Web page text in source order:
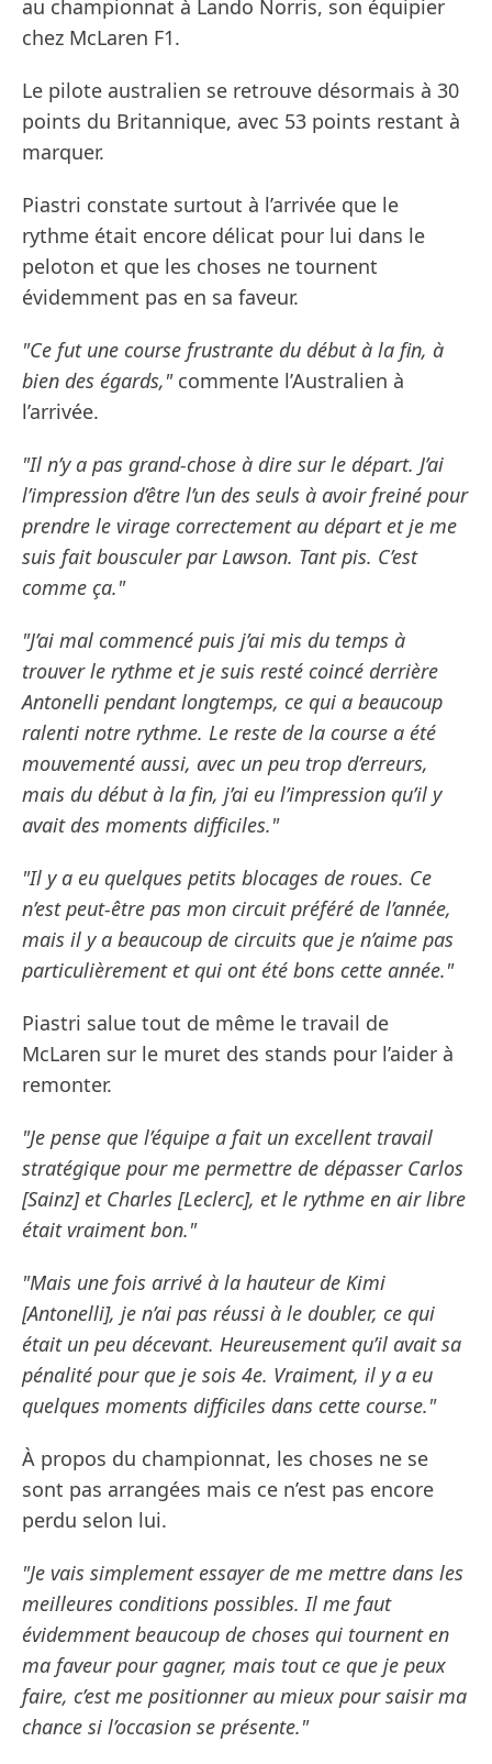
au championnat à Lando Norris, son équipier
chez McLaren F1.
Le pilote australien se retrouve désormais à 30
points du Britannique, avec 53 points restant à
marquer.
Piastri constate surtout à l’arrivée que le
rythme était encore délicat pour lui dans le
peloton et que les choses ne tournent
évidemment pas en sa faveur.
"Ce fut une course frustrante du début à la fin, à
bien des égards,"commente l’Australien à
l’arrivée.
"Il n’y a pas grand-chose à dire sur le départ. J’ai
l’impression d’être l’un des seuls à avoir freiné pour
prendre le virage correctement au départ et je me
suis fait bousculer par Lawson. Tant pis. C’est
comme ça."
"J’ai mal commencé puis j’ai mis du temps à
trouver le rythme et je suis resté coincé derrière
Antonelli pendant longtemps, ce qui a beaucoup
ralenti notre rythme. Le reste de la course a été
mouvementé aussi, avec un peu trop d’erreurs,
mais du début à la fin, j’ai eu l’impression qu’il y
avait des moments difficiles."
"Il y a eu quelques petits blocages de roues. Ce
n’est peut-être pas mon circuit préféré de l’année,
mais il y a beaucoup de circuits que je n’aime pas
particulièrement et qui ont été bons cette année."
Piastri salue tout de même le travail de
McLaren sur le muret des stands pour l’aider à
remonter.
"Je pense que l’équipe a fait un excellent travail
stratégique pour me permettre de dépasser Carlos
[Sainz] et Charles [Leclerc], et le rythme en air libre
était vraiment bon."
"Mais une fois arrivé à la hauteur de Kimi
[Antonelli], je n’ai pas réussi à le doubler, ce qui
était un peu décevant. Heureusement qu’il avait sa
pénalité pour que je sois 4e. Vraiment, il y a eu
quelques moments difficiles dans cette course."
À propos du championnat, les choses ne se
sont pas arrangées mais ce n’est pas encore
perdu selon lui.
"Je vais simplement essayer de me mettre dans les
meilleures conditions possibles. Il me faut
évidemment beaucoup de choses qui tournent en
ma faveur pour gagner, mais tout ce que je peux
faire, c’est me positionner au mieux pour saisir ma
chance si l’occasion se présente."